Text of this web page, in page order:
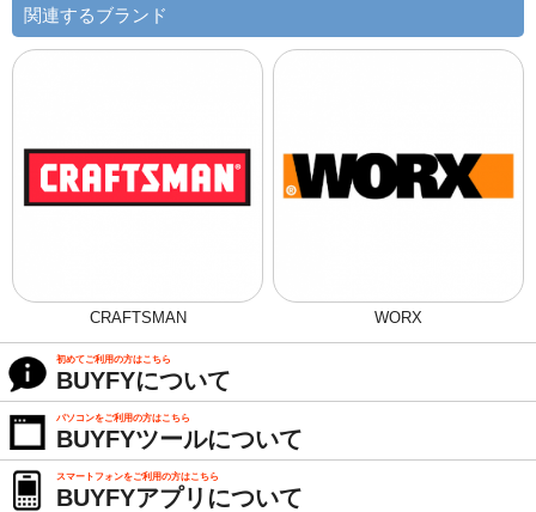
関連するブランド
CRAFTSMAN WORX
初めてご利用の方はこちら
BUYFYについて
パソコンをご利用の方はこちら
BUYFYツールについて
スマートフォンをご利用の方はこちら
BUYFYアプリについて